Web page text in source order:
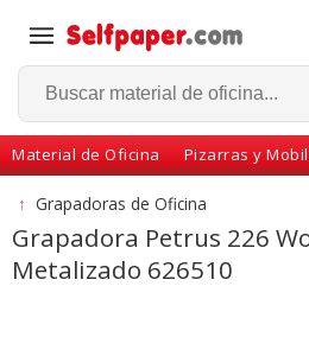
Material de Oficina Pizarras y
Volver
↑ Grapadoras de Oficina
Grapadora Petrus 226
Metalizado 626510